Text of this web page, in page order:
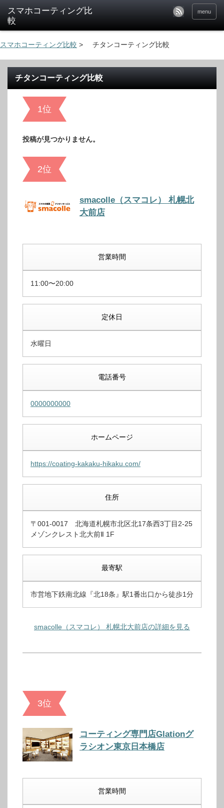
menu
スマホコーティング比較 > チタンコーティング比較
チタンコーティング比較
1位
投稿が見つかりません。
2位
smacolle（スマコレ） 札幌北
大前店
営業時間
11:00〜20:00
定休日
水曜日
電話番号
0000000000
ホームページ
https://coating-kakaku-hikaku.com/
住所
〒001-0017 北海道札幌市北区北17条西3丁目2-25
メゾンクレスト北大前Ⅱ 1F
最寄駅
市営地下鉄南北線『北18条』駅1番出口から徒歩1分
smacolle（スマコレ） 札幌北大前店の詳細を見る
3位
コーティング専門店Glationグ
ラシオン東京日本橋店
営業時間